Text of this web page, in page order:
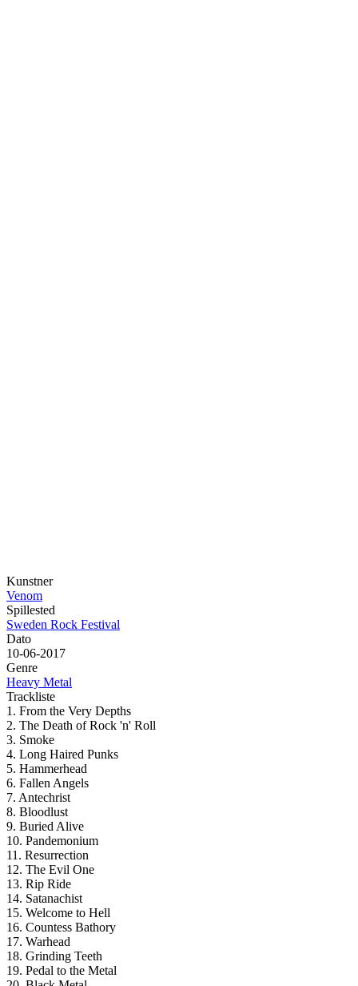
Kunstner
Venom
Spillested
Sweden Rock Festival
Dato
10-06-2017
Genre
Heavy Metal
Trackliste
1. From the Very Depths
2. The Death of Rock 'n' Roll
3. Smoke
4. Long Haired Punks
5. Hammerhead
6. Fallen Angels
7. Antechrist
8. Bloodlust
9. Buried Alive
10. Pandemonium
11. Resurrection
12. The Evil One
13. Rip Ride
14. Satanachist
15. Welcome to Hell
16. Countess Bathory
17. Warhead
18. Grinding Teeth
19. Pedal to the Metal